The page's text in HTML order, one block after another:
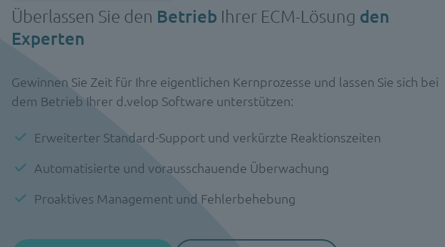
Überlassen Sie den Betrieb Ihrer ECM-Lösung den
Experten
Gewinnen Sie Zeit für Ihre eigentlichen Kernprozesse und lassen Sie sich bei
dem Betrieb Ihrer d.velop Software unterstützen:
Erweiterter Standard-Support und verkürzte Reaktionszeiten
Automatisierte und vorausschauende Überwachung
Proaktives Management und Fehlerbehebung